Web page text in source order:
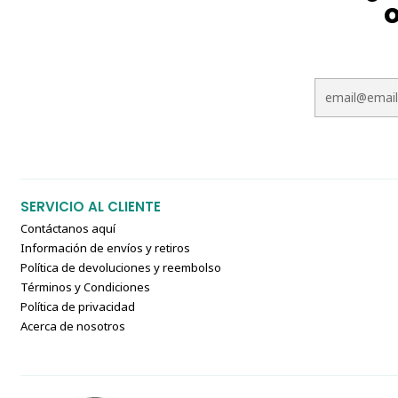
SERVICIO AL CLIENTE
Contáctanos aquí
Información de envíos y retiros
Política de devoluciones y reembolso
Términos y Condiciones
Política de privacidad
Acerca de nosotros